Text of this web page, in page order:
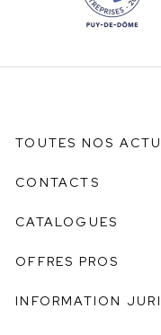
TOUTES NOS
CONTACTS
CATALOGUES
OFFRES PROS
INFORMATION